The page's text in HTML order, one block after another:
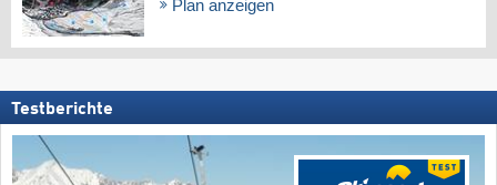
Plan anzeigen
Testberichte